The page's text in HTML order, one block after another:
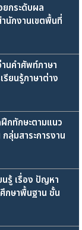
ยกระดับผล
นักงานเขตพื้นที่
นคำศัพท์ภาษา
ยนรู้ภาษาต่าง
กทักษะตามแนว
ลุ่มสาระการงาน
รู้ เรื่อง ปัญหา
กษาพื้นฐาน ชั้น